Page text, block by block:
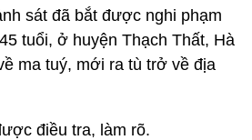
sát đã bắt được nghi phạm
tuổi, ở huyện Thạch Thất, Hà
ma tuý, mới ra tù trở về địa
điều tra, làm rõ.